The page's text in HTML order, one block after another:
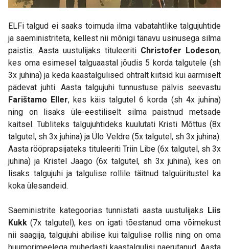
ELFi talgud ei saaks toimuda ilma vabatahtlike talgujuhtide
ja saeministriteta, kellest nii mõnigi tänavu usinusega silma
paistis. Aasta uustulijaks tituleeriti Christofer Lodeson,
kes oma esimesel talguaastal jõudis 5 korda talgutele (sh
3x juhina) ja keda kaastalgulised ohtralt kiitsid kui äärmiselt
pädevat juhti. Aasta talgujuhi tunnustuse pälvis seevastu
Farištamo Eller, kes käis talgutel 6 korda (sh 4x juhina)
ning on lisaks üle-eestiliselt silma paistnud metsade
kaitsel. Tubliteks talgujuhtideks kuulutati Kristi Mõttus (8x
talgutel, sh 3x juhina) ja Ülo Veldre (5x talgutel, sh 3x juhina).
Aasta rööprapsijateks tituleeriti Triin Libe (6x talgutel, sh 3x
juhina) ja Kristel Jaago (6x talgutel, sh 3x juhina), kes on
lisaks talgujuhi ja talgulise rollile täitnud talguüritustel ka
koka ülesandeid.
Saeministrite kategoorias tunnistati aasta uustulijaks Liis
Kukk (7x talgutel), kes on igati tõestanud oma võimekust
nii saagija, talgujuhi abilise kui talgulise rollis ning on oma
huumorimeelega muhedasti kaastalgulisi naerutanud. Aasta